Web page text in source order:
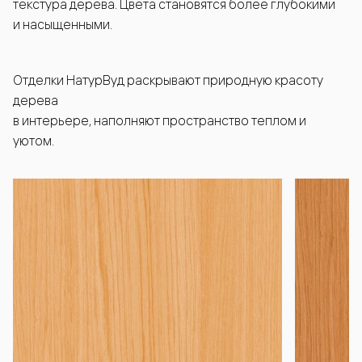
текстура дерева. Цвета становятся более глубокими
и насыщенными.
Отделки НатурВуд раскрывают природную красоту
дерева
в интерьере, наполняют пространство теплом и
уютом.